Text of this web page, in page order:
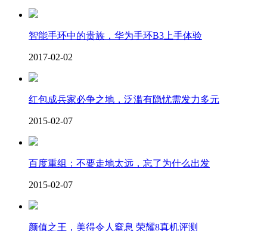
智能手环中的贵族，华为手环B3上手体验
2017-02-02
红包成兵家必争之地，泛滥有隐忧需发力多元
2015-02-07
百度重组：不要走地太远，忘了为什么出发
2015-02-07
颜值之王，美得令人窒息 荣耀8真机评测